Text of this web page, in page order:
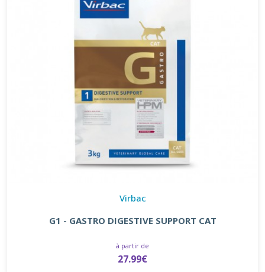
Virbac
G1 - GASTRO DIGESTIVE SUPPORT CAT
à partir de
27.99€